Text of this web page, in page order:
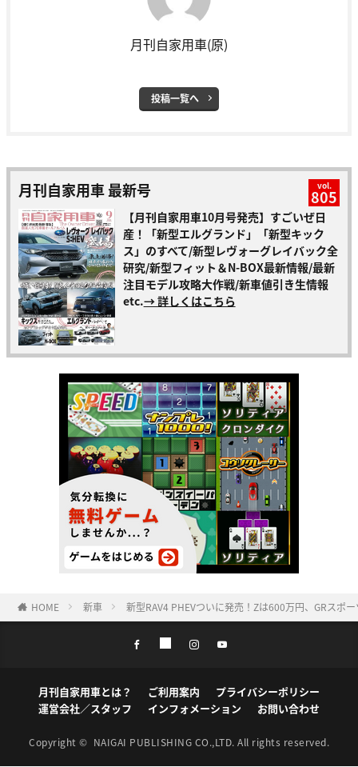
月刊自家用車(原)
投稿一覧へ
月刊自家用車 最新号 vol.
805
【月刊自家用車10月号発売】すごいぜ日
産！「新型エルグランド」「新型キック
ス」のすべて/新型レヴォーグレイバック全
研究/新型フィット＆N-BOX最新情報/最新
注目モデル攻略大作戦/新車値引き生情報
etc.→ 詳しくはこちら
HOME 新車 新型RAV4 PHEVついに発売！Zは600万円、GRスポ
月刊自家用車とは？ ご利用案内
プライバシーポリシー
運営会社／スタッフ
インフォメーション お問い合わせ
Copyright © NAIGAI PUBLISHING CO.,LTD. All rights reserved.